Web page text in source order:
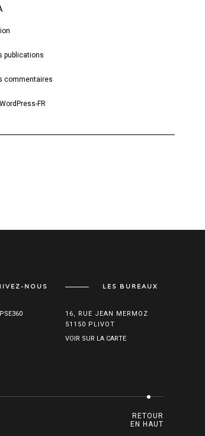
publications
commentaires
FR
NOUS LES BUREAUX
16, RUE JEAN MERMOZ
51150 PLIVOT
VOIR SUR LA CARTE
RETOUR
EN HAUT